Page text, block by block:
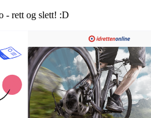
- rett og slett! :D